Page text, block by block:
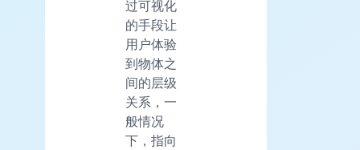
过可视化
的手段让
用户体验
到物体之
间的层级
关系，一
般情况
下，指向